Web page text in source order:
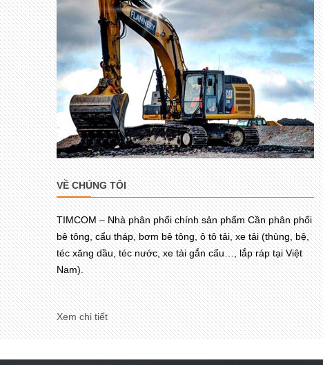
VỀ CHÚNG TÔI
TIMCOM – Nhà phân phối chính sản phẩm Cần phân phối
bê tông, cẩu tháp, bơm bê tông, ô tô tải, xe tải (thùng, bệ,
téc xăng dầu, téc nước, xe tải gắn cẩu…, lắp ráp tại Việt
Nam).
Xem chi tiết